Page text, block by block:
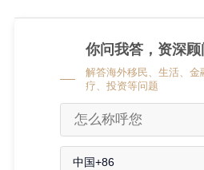
你问我答，资深
解答海外移民、生活、金
疗、投资等问题
中国+86